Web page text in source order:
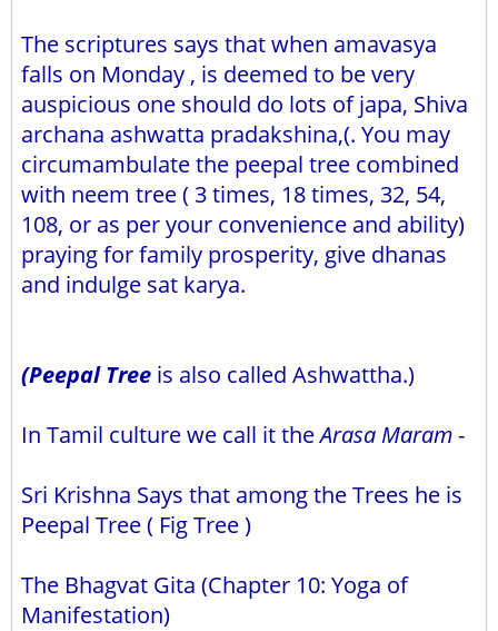
The scriptures says that when amavasya
falls on Monday , is deemed to be very
auspicious one should do lots of japa, Shiva
archana ashwatta pradakshina,(. You may
circumambulate the peepal tree combined
with neem tree ( 3 times, 18 times, 32, 54,
108, or as per your convenience and ability)
praying for family prosperity, give dhanas
and indulge sat karya.
(Peepal Tree is also called Ashwattha.)
In Tamil culture we call it theArasa Maram-
Sri Krishna Says that among the Trees he is
Peepal Tree ( Fig Tree )
The Bhagvat Gita (Chapter 10: Yoga of
Manifestation)